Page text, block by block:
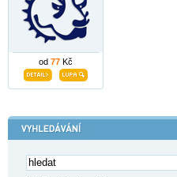
od 77 Kč